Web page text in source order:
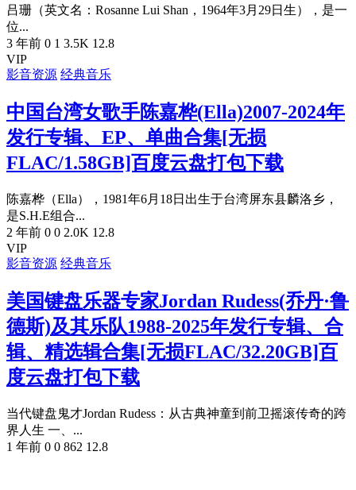
吕珊（英文名：Rosanne Lui Shan，1964年3月29日生），是一
位...
3 年前 0 1 3.5K 12.8
VIP
影音资源 经典音乐
中国台湾女歌手陈嘉桦(Ella)2007-2024年
发行专辑、EP、单曲合集[无损
FLAC/1.58GB]百度云盘打包下载
陈嘉桦（Ella），1981年6月18日出生于台湾屏东县麟洛乡，
是S.H.E组合...
2 年前 0 0 2.0K 12.8
VIP
影音资源 经典音乐
美国键盘乐器专家Jordan Rudess(乔丹·鲁
德斯)及其乐队1988-2025年发行专辑、合
辑、精选辑合集[无损FLAC/32.20GB]百
度云盘打包下载
当代键盘鬼才Jordan Rudess：从古典神童到前卫摇滚传奇的跨
界人生 一、...
1 年前 0 0 862 12.8